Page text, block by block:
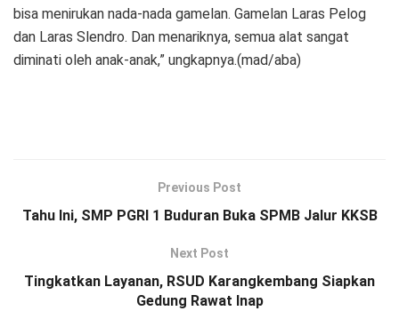
bisa menirukan nada-nada gamelan. Gamelan Laras Pelog
dan Laras Slendro. Dan menariknya, semua alat sangat
diminati oleh anak-anak,” ungkapnya.(mad/aba)
Previous Post
Tahu Ini, SMP PGRI 1 Buduran Buka SPMB Jalur KKSB
Next Post
Tingkatkan Layanan, RSUD Karangkembang Siapkan
Gedung Rawat Inap